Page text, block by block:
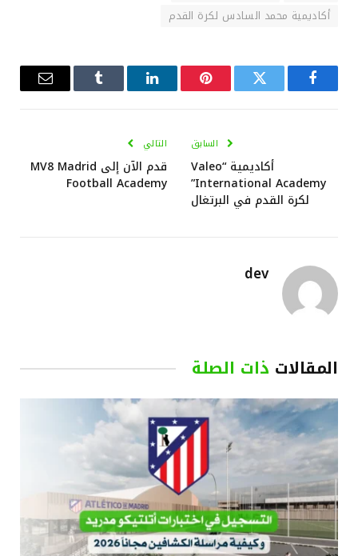
أكاديمية محمد السادس لكرة القدم
فيسبوك تويتر بينتيريستلينكدإن Tumblr
البريد
السابق
أكاديمية “Valeo
International Academy”
لكرة القدم في البرتغال
التالي
قدم الآن إلى MV8 Madrid
Football Academy
dev
المقالات ذات الصلة